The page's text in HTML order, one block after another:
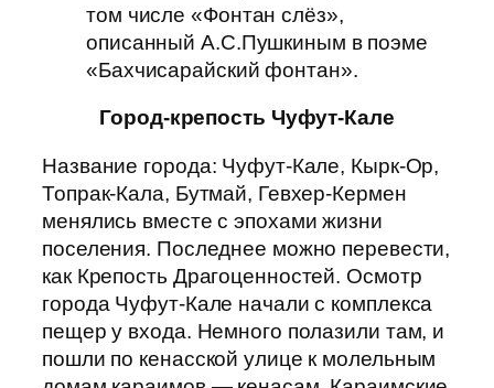
том числе «Фонтан слёз»,
описанный А.С.Пушкиным в поэме
«Бахчисарайский фонтан».
Город-крепость Чуфут-Кале
Название города: Чуфут-Кале, Кырк-Ор,
Топрак-Кала, Бутмай, Гевхер-Кермен
менялись вместе с эпохами жизни
поселения. Последнее можно перевести,
как Крепость Драгоценностей. Осмотр
города Чуфут-Кале начали с комплекса
пещер у входа. Немного полазили там, и
пошли по кенасской улице к молельным